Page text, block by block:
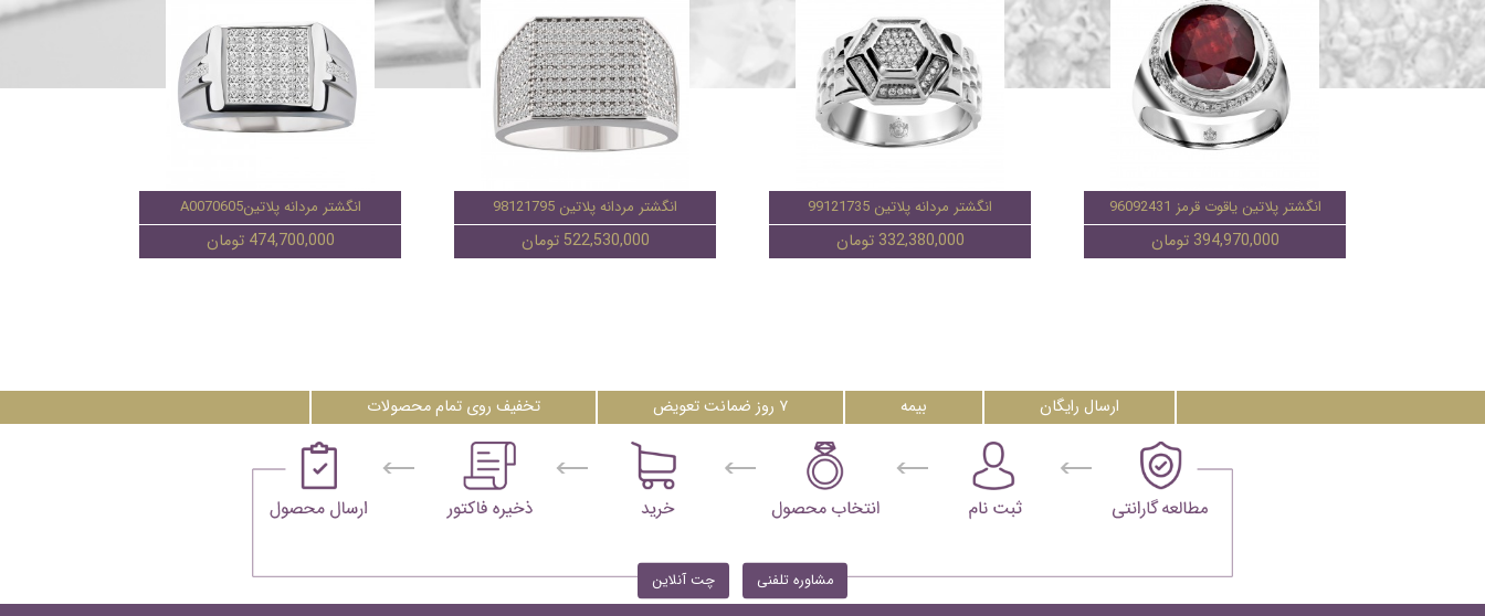
انگشتر پلاتین یاقوت قرمز 96092431
394,970,000 تومان
انگشتر مردانه پلاتین 99121735
332,380,000 تومان
انگشتر مردانه پلاتین 98121795
522,530,000 تومان
انگشتر مردانه پلاتینA0070605
474,700,000 تومان
ارسال رایگان بیمه ۷ روز ضمانت تعویض تخفیف روی تمام محصولات
مشاوره تلفنی چت آنلاین